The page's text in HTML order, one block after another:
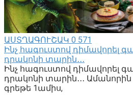
ԱՍՏՂԱԳՈՒՇԱԿ 0 571
Ինչ հագուստով դիմավորել
դրակոնի տարին․․․
Ինչ հագուստով դիմավորել
դրակոնի տարին․․․
գրեթե 1ամիս,